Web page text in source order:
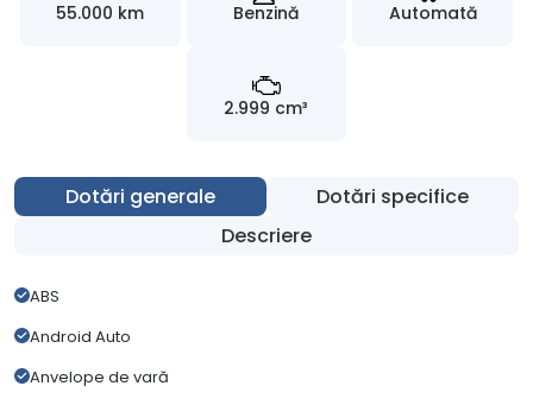
55.000 km Benzină Automată
2.999 cm³
Dotări generale
Dotări specifice
Descriere
ABS
Android Auto
Anvelope de vară